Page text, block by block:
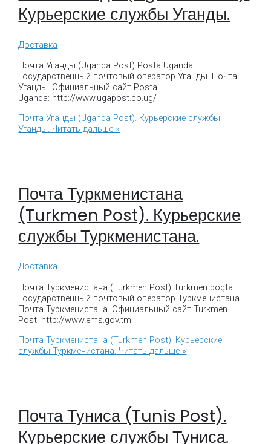
Курьерские службы Уганды.
Доставка
Почта Уганды (Uganda Post) Posta Uganda
Государственный почтовый оператор Уганды. Почта
Уганды. Официальный сайт Posta
Uganda: http://www.ugapost.co.ug/
Почта Уганды (Uganda Post). Курьерские службы
Уганды. Читать дальше »
Почта Туркменистана
(Turkmen Post). Курьерские
службы Туркменистана.
Доставка
Почта Туркменистана (Turkmen Post) Turkmen poçta
Государственный почтовый оператор Туркменистана.
Почта Туркменистана. Официальный сайт Turkmen
Post: http://www.ems.gov.tm
Почта Туркменистана (Turkmen Post). Курьерские
службы Туркменистана. Читать дальше »
Почта Туниса (Tunis Post).
Курьерские службы Туниса.